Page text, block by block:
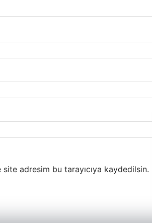
adresim bu tarayıcıya kaydedilsin.